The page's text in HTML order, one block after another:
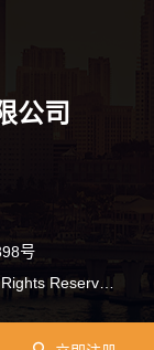
公司
号
Copyright © 2010-2020 大宗商品贸易网 All Rights Reserved